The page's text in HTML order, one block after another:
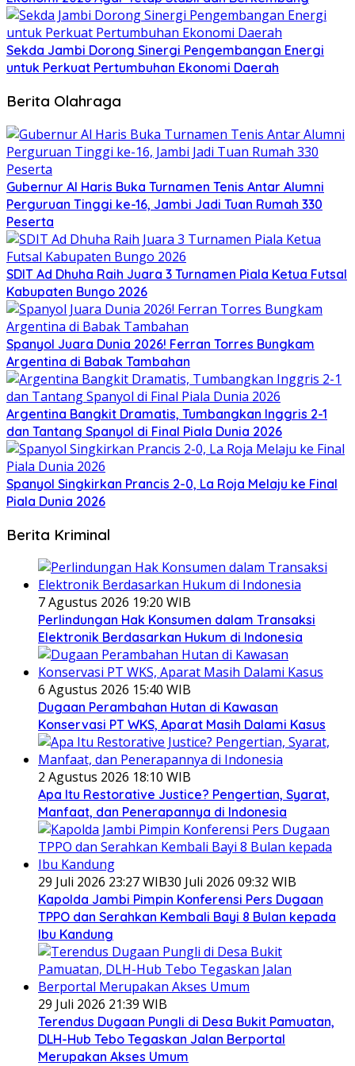
Sekda Jambi Dorong Sinergi Pengembangan Energi
untuk Perkuat Pertumbuhan Ekonomi Daerah
Berita Olahraga
Gubernur Al Haris Buka Turnamen Tenis Antar Alumni
Perguruan Tinggi ke-16, Jambi Jadi Tuan Rumah 330
Peserta
SDIT Ad Dhuha Raih Juara 3 Turnamen Piala Ketua Futsal
Kabupaten Bungo 2026
Spanyol Juara Dunia 2026! Ferran Torres Bungkam
Argentina di Babak Tambahan
Argentina Bangkit Dramatis, Tumbangkan Inggris 2-1
dan Tantang Spanyol di Final Piala Dunia 2026
Spanyol Singkirkan Prancis 2-0, La Roja Melaju ke Final
Piala Dunia 2026
Berita Kriminal
7 Agustus 2026 19:20 WIB
Perlindungan Hak Konsumen dalam Transaksi
Elektronik Berdasarkan Hukum di Indonesia
6 Agustus 2026 15:40 WIB
Dugaan Perambahan Hutan di Kawasan
Konservasi PT WKS, Aparat Masih Dalami Kasus
2 Agustus 2026 18:10 WIB
Apa Itu Restorative Justice? Pengertian, Syarat,
Manfaat, dan Penerapannya di Indonesia
29 Juli 2026 23:27 WIB30 Juli 2026 09:32 WIB
Kapolda Jambi Pimpin Konferensi Pers Dugaan
TPPO dan Serahkan Kembali Bayi 8 Bulan kepada
Ibu Kandung
29 Juli 2026 21:39 WIB
Terendus Dugaan Pungli di Desa Bukit Pamuatan,
DLH-Hub Tebo Tegaskan Jalan Berportal
Merupakan Akses Umum